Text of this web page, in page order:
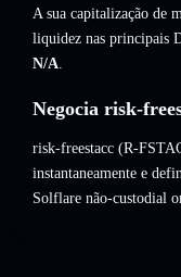
A sua capitalização de
liquidez nas principais
N/A.
Negocia risk-
risk-freestacc (R-
instantaneamente e
Solflare não-custodial